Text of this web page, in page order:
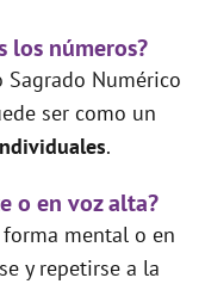
los números?
Numérico
ser como un
.
o en voz alta?
mental o en
y repetirse a la